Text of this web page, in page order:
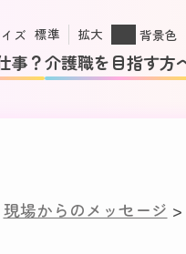
ズ 標準 拡大 背景色
事？介護職を目指す方
現場からのメッセージ >